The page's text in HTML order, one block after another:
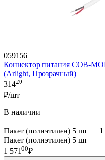
059156
Коннектор питания COB-
(Arlight, Прозрачный)
31420
₽/шт
В наличии
Пакет (полиэтилен) 5 шт — 1
Пакет (полиэтилен) 5 шт
1 571 00₽